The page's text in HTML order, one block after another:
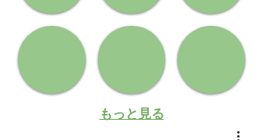
もっと見る